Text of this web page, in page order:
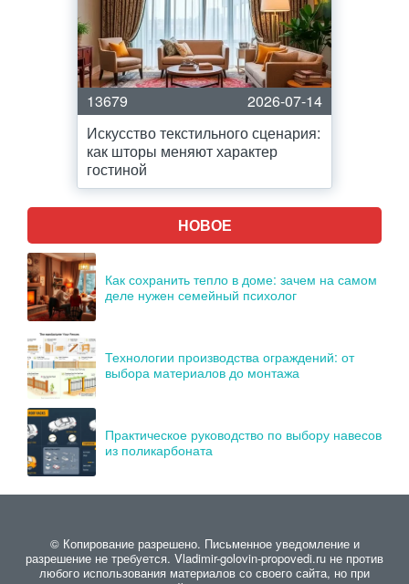
13679
2026-07-14
Искусство текстильного сценария:
как шторы меняют характер
гостиной
НОВОЕ
Как сохранить тепло в доме: зачем на самом
деле нужен семейный психолог
Технологии производства ограждений: от
выбора материалов до монтажа
Практическое руководство по выбору навесов
из поликарбоната
© Копирование разрешено. Письменное уведомление и
разрешение не требуется. Vladimir-golovin-propovedi.ru не против
любого использования материалов со своего сайта, но при